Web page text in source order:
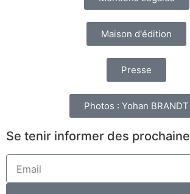
Maison d'édition
Presse
Photos : Yohan BRANDT
Se tenir informer des